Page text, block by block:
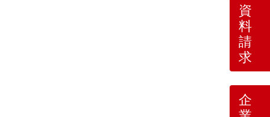
資
料
請
求
企